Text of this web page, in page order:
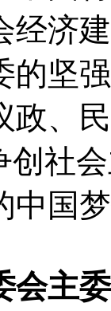
经济
的坚
政、
创社
中国
主委